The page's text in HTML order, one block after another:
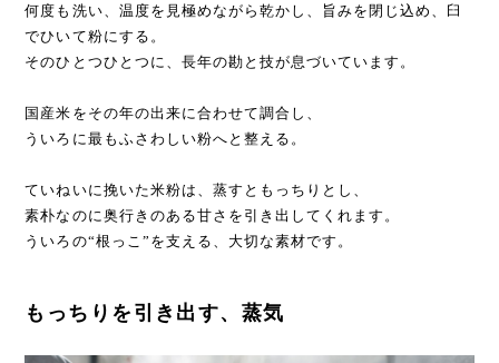
何度も洗い、温度を見極めながら乾かし、旨みを閉じ込め、臼
でひいて粉にする。
そのひとつひとつに、長年の勘と技が息づいています。
国産米をその年の出来に合わせて調合し、
ういろに最もふさわしい粉へと整える。
ていねいに挽いた米粉は、蒸すともっちりとし、
素朴なのに奥行きのある甘さを引き出してくれます。
ういろの“根っこ”を支える、大切な素材です。
もっちりを引き出す、蒸気